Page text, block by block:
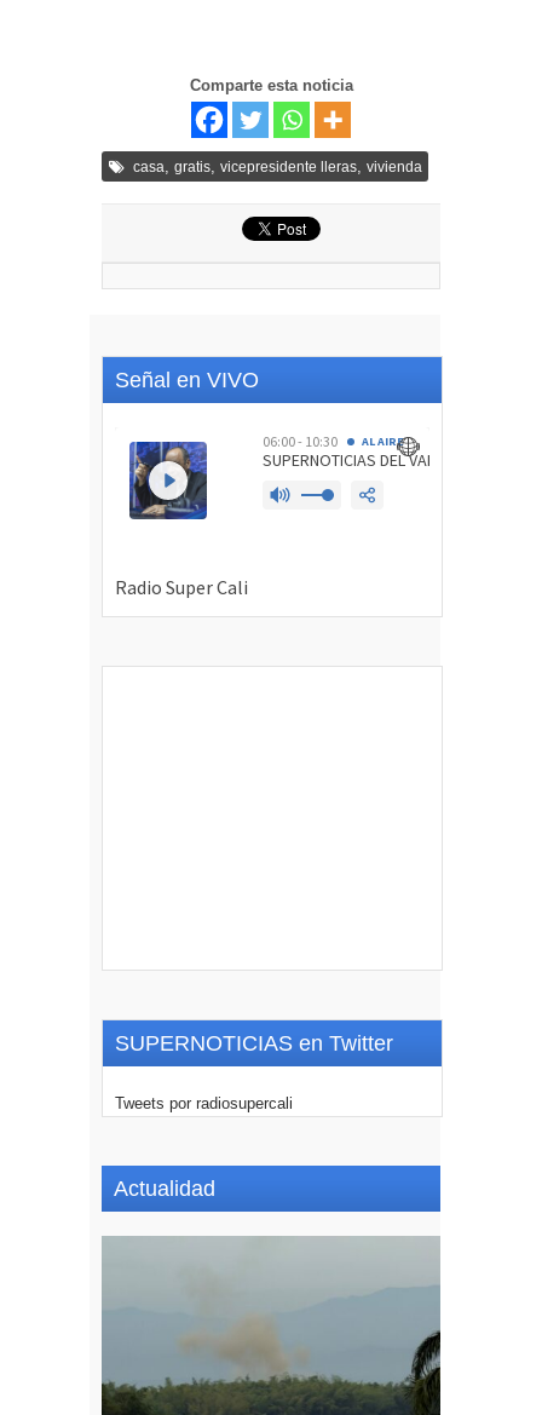
Comparte esta noticia
casa gratis vicepresidente lleras vivienda
Señal en VIVO
SUPERNOTICIAS en Twitter
Tweets por radiosupercali
Actualidad